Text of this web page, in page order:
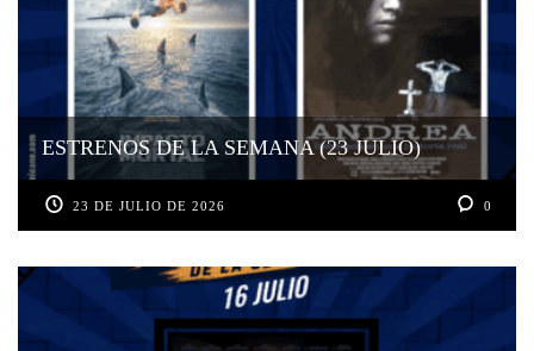
ESTRENOS DE LA SEMANA (23 JULIO)
23 DE JULIO DE 2026 0